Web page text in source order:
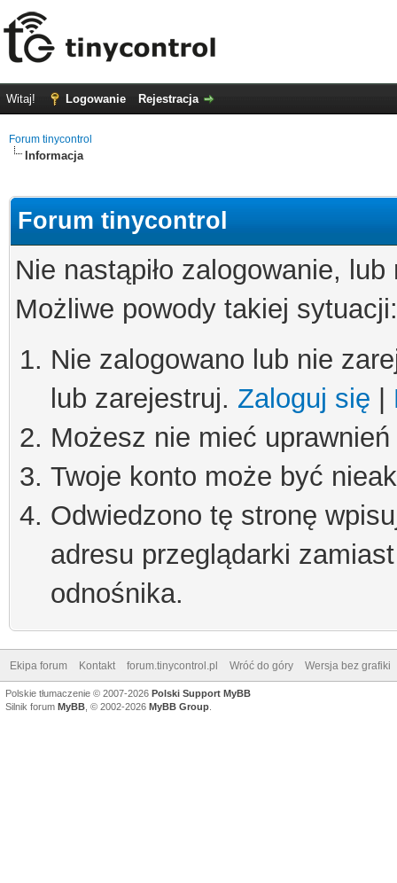
Witaj! Logowanie Rejestracja
Forum tinycontrol
Informacja
Forum tinycontrol
Nie nastąpiło zalogowanie,
Możliwe powody takiej sytuacji:
Nie zalogowano lub nie
lub zarejestruj. Zaloguj się
Możesz nie mieć
Twoje konto może być
Odwiedzono tę stronę
adresu przeglądarki
odnośnika.
Ekipa forum Kontakt forum.tinycontrol.pl Wróć do góry Wersja bez grafiki
Polskie tłumaczenie © 2007-2026 Polski Support MyBB
Silnik forum MyBB , © 2002-2026 MyBB Group